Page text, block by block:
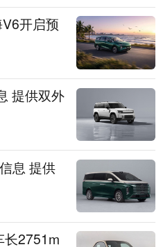
开启预
提供双外
息 提供
长2751m